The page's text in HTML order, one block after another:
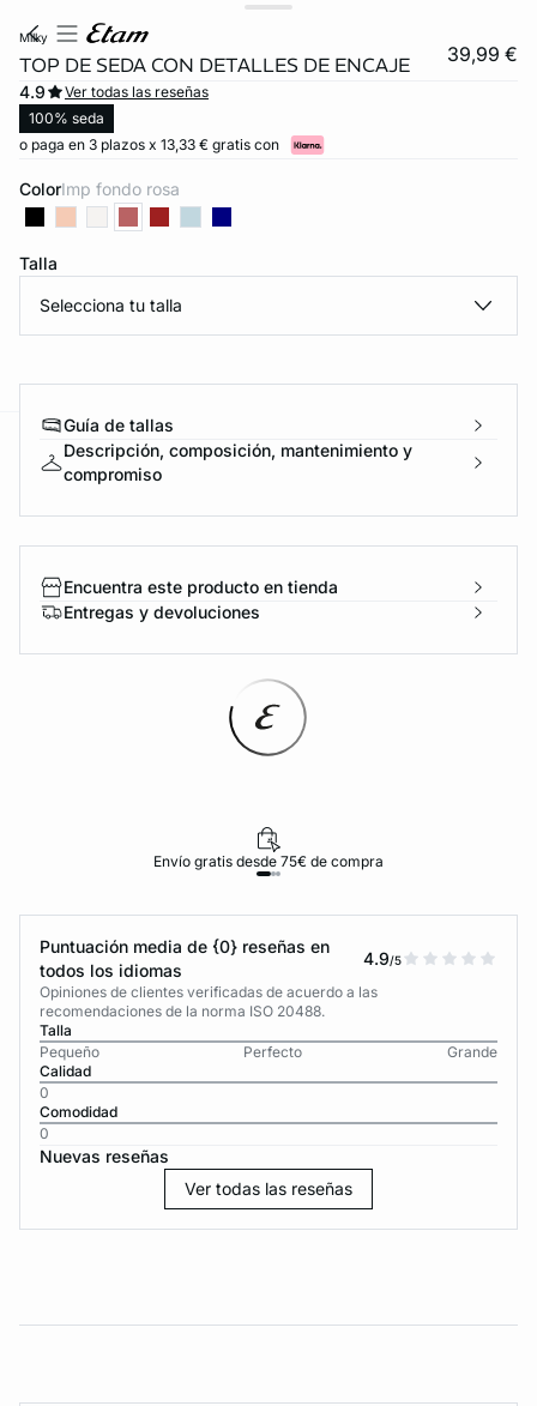
milky
TOP DE SEDA CON DETALLES DE ENCAJE 39,99 €
4.9
Ver todas las reseñas
100% seda
o paga en 3 plazos x 13,33 € gratis con
Color imp fondo rosa
Talla
Selecciona tu talla
Guía de tallas
Descripción, composición, mantenimiento y
compromiso
Encuentra este producto en tienda
Entregas y devoluciones
Envío gratis desde 75€ de compra
Puntuación media de {0} reseñas en
todos los idiomas
4.9/5
Opiniones de clientes verificadas de acuerdo a las
recomendaciones de la norma ISO 20488.
Talla
Pequeño
Perfecto
Grande
Calidad
0
Comodidad
0
Nuevas reseñas
Ver todas las reseñas